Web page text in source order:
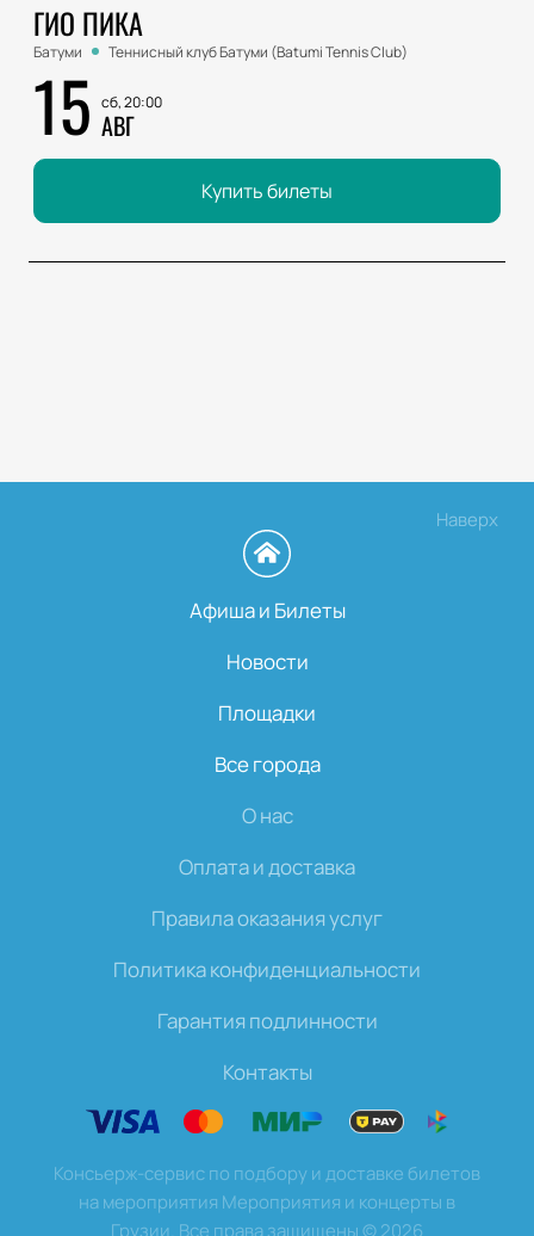
ГИО ПИКА
Батуми Теннисный клуб Батуми (Batumi Tennis Club)
15 сб, 20:00
АВГ
Купить билеты
Наверх
Афиша и Билеты
Новости
Площадки
Все города
О нас
Оплата и доставка
Правила оказания услуг
Политика конфиденциальности
Гарантия подлинности
Контакты
Консьерж-сервис по подбору и доставке билетов
на мероприятия Мероприятия и концерты в